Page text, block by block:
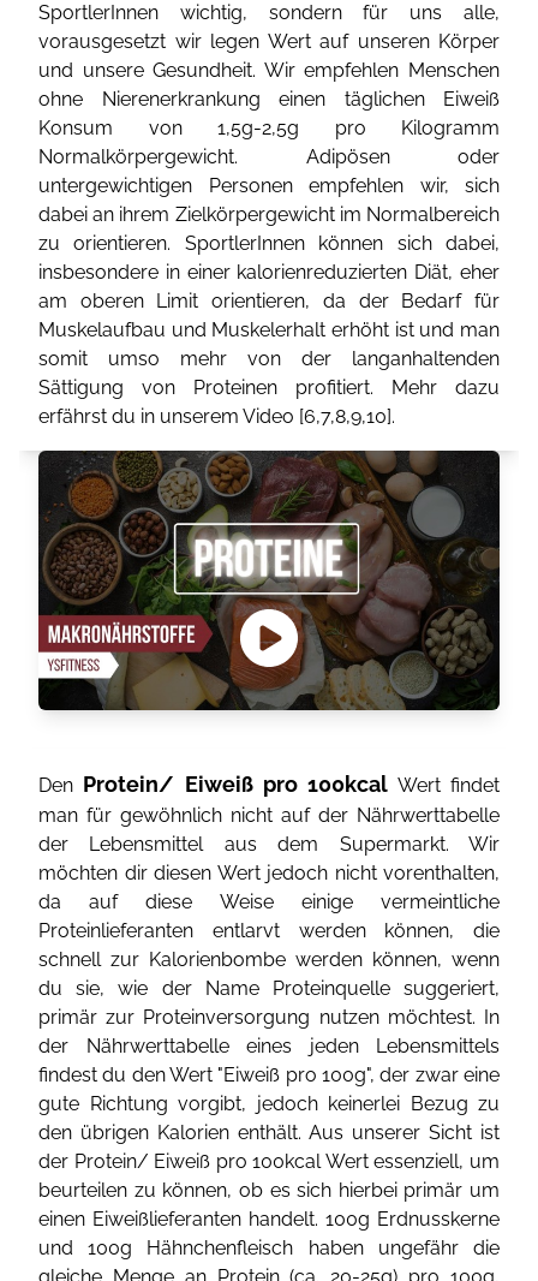
SportlerInnen wichtig, sondern für uns alle,
vorausgesetzt wir legen Wert auf unseren Körper
und unsere Gesundheit. Wir empfehlen Menschen
ohne Nierenerkrankung einen täglichen Eiweiß
Konsum von 1,5g-2,5g pro Kilogramm
Normalkörpergewicht. Adipösen oder
untergewichtigen Personen empfehlen wir, sich
dabei an ihrem Zielkörpergewicht im Normalbereich
zu orientieren. SportlerInnen können sich dabei,
insbesondere in einer kalorienreduzierten Diät, eher
am oberen Limit orientieren, da der Bedarf für
Muskelaufbau und Muskelerhalt erhöht ist und man
somit umso mehr von der langanhaltenden
Sättigung von Proteinen profitiert. Mehr dazu
erfährst du in unserem Video [6,7,8,9,10].
Den Protein/ Eiweiß pro 100kcal Wert findet
man für gewöhnlich nicht auf der Nährwerttabelle
der Lebensmittel aus dem Supermarkt. Wir
möchten dir diesen Wert jedoch nicht vorenthalten,
da auf diese Weise einige vermeintliche
Proteinlieferanten entlarvt werden können, die
schnell zur Kalorienbombe werden können, wenn
du sie, wie der Name Proteinquelle suggeriert,
primär zur Proteinversorgung nutzen möchtest. In
der Nährwerttabelle eines jeden Lebensmittels
findest du den Wert "Eiweiß pro 100g", der zwar eine
gute Richtung vorgibt, jedoch keinerlei Bezug zu
den übrigen Kalorien enthält. Aus unserer Sicht ist
der Protein/ Eiweiß pro 100kcal Wert essenziell, um
beurteilen zu können, ob es sich hierbei primär um
einen Eiweißlieferanten handelt. 100g Erdnusskerne
und 100g Hähnchenfleisch haben ungefähr die